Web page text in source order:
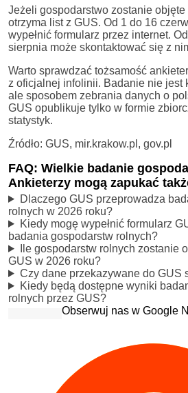
Jeżeli gospodarstwo zostanie
otrzyma list z GUS. Od 1 do 16
wypełnić formularz przez internet.
sierpnia może skontaktować się z
Warto sprawdzać tożsamość
z oficjalnej infolinii. Badanie nie jest
ale sposobem zebrania danych o
GUS opublikuje tylko w formie
statystyk.
Źródło: GUS, mir.krakow.pl, gov.pl
FAQ: Wielkie badanie
Ankieterzy mogą zapukać
Dlaczego GUS przeprowadza
rolnych w 2026 roku?
Kiedy mogę wypełnić formularz
badania gospodarstw rolnych?
Ile gospodarstw rolnych zostanie
GUS w 2026 roku?
Czy dane przekazywane do GUS
Kiedy będą dostępne wyniki
rolnych przez GUS?
Obserwuj nas w Google